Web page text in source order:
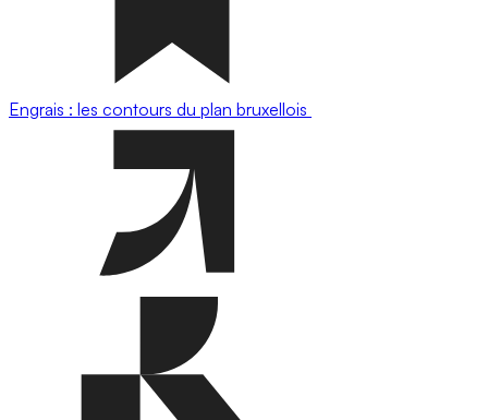
Engrais : les contours du plan bruxellois